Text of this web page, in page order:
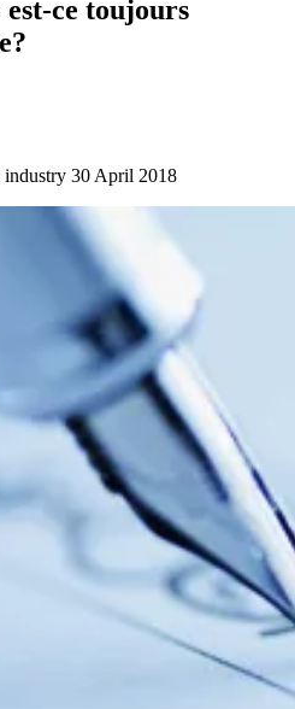
est-ce toujours
industry 30 April 2018